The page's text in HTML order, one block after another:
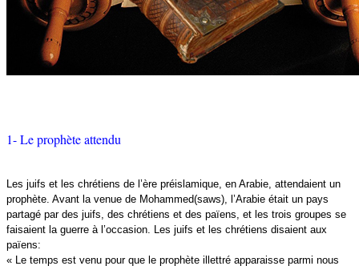
1- Le prophète attendu
Les juifs et les chrétiens de l’ère préislamique, en Arabie, attendaient un
prophète. Avant la venue de Mohammed(saws), l’Arabie était un pays
partagé par des juifs, des chrétiens et des païens, et les trois groupes se
faisaient la guerre à l’occasion. Les juifs et les chrétiens disaient aux
païens:
« Le temps est venu pour que le prophète illettré apparaisse parmi nous